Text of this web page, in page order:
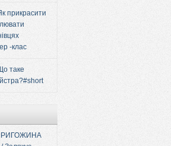
прикрасити
-клас
таке